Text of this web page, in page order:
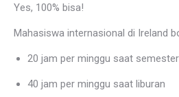
Yes, 100% bisa!
Mahasiswa internasional di Ireland
20 jam per minggu saat
40 jam per minggu saat liburan